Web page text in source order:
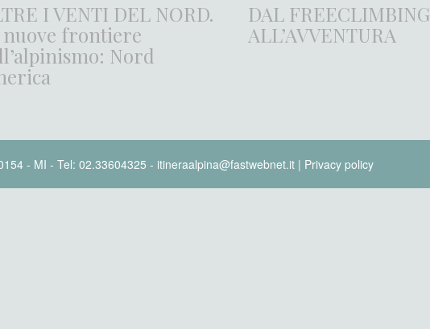
I VENTI DEL NORD.
nuove frontiere
Nord
DAL FREECLIMBING
ALL’AVVENTURA
- MI - Tel: 02.33604325 - itineraalpina@fastwebnet.it | Privacy policy